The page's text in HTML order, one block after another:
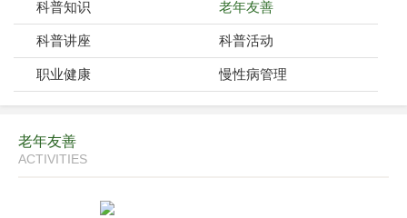
科普知识 老年友善
科普讲座 科普活动
职业健康 慢性病管理
老年友善
ACTIVITIES